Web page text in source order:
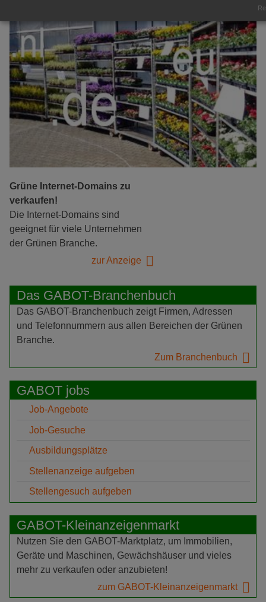
Grüne Internet-Domains zu
verkaufen!
Die Internet-Domains sind
geeignet für viele Unternehmen
der Grünen Branche.
zur Anzeige
Das GABOT-Branchenbuch
Das GABOT-Branchenbuch zeigt Firmen, Adressen
und Telefonnummern aus allen Bereichen der Grünen
Branche.
Zum Branchenbuch
GABOT jobs
Job-Angebote
Job-Gesuche
Ausbildungsplätze
Stellenanzeige aufgeben
Stellengesuch aufgeben
GABOT-Kleinanzeigenmarkt
Nutzen Sie den GABOT-Marktplatz, um Immobilien,
Geräte und Maschinen, Gewächshäuser und vieles
mehr zu verkaufen oder anzubieten!
zum GABOT-Kleinanzeigenmarkt